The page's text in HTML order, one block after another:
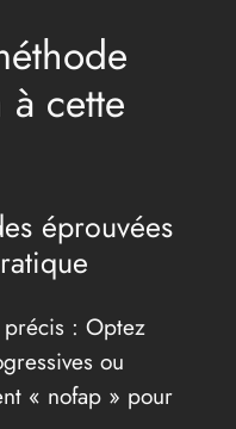
cette
éprouvées
: Optez
ou
« nofap » pour